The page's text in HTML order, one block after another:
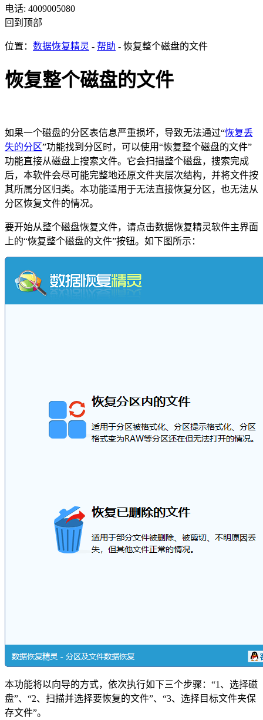
电话: 4009005080
回到顶部
位置： 数据恢复精灵 - 帮助 - 恢复整个磁盘的文件
恢复整个磁盘的文件
如果一个磁盘的分区表信息严重损坏，导致无法通过“恢复丢
失的分区”功能找到分区时，可以使用“恢复整个磁盘的文件”
功能直接从磁盘上搜索文件。它会扫描整个磁盘，搜索完成
后，本软件会尽可能完整地还原文件夹层次结构，并将文件按
其所属分区归类。本功能适用于无法直接恢复分区，也无法从
分区恢复文件的情况。
要开始从整个磁盘恢复文件，请点击数据恢复精灵软件主界面
上的“恢复整个磁盘的文件”按钮。如下图所示：
本功能将以向导的方式，依次执行如下三个步骤：“1、选择磁
盘”、“2、扫描并选择要恢复的文件”、“3、选择目标文件夹保
存文件”。